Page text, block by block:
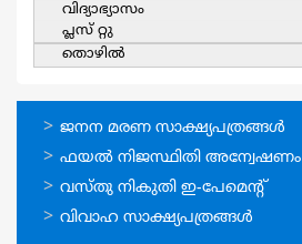
വിദ്യാഭ്യാസം
പ്ലസ് റ്റു
തൊഴില്‍
ഓണ്‍ലൈന്‍
സേവനങ്ങള്‍
ജനന മരണ സാക്ഷ്യപത്രങ്ങള്‍
ഫയല്‍ നിജസ്ഥിതി അന്വേഷണം
വസ്തു നികുതി ഇ-പേമെന്റ്
വിവാഹ സാക്ഷ്യപത്രങ്ങള്‍